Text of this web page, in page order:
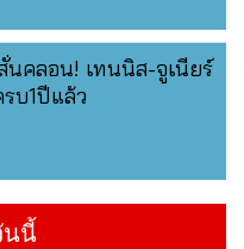
นคลอน! เทนนิส-จูเนียร์
บ1ปีแล้ว
นนี้